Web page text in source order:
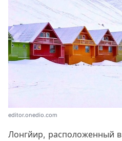
editor.onedio.com
Лонгйир, расположенный